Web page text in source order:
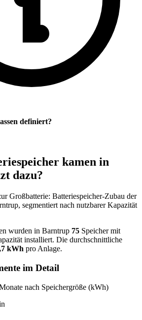
definiert?
kamen in
dazu?
Großbatterie: Batteriespeicher-Zubau der
segmentiert nach nutzbarer Kapazität
wurden in Barntrup 75 Speicher mit
installiert. Die durchschnittliche
kWh pro Anlage.
im Detail
nach Speichergröße (kWh)